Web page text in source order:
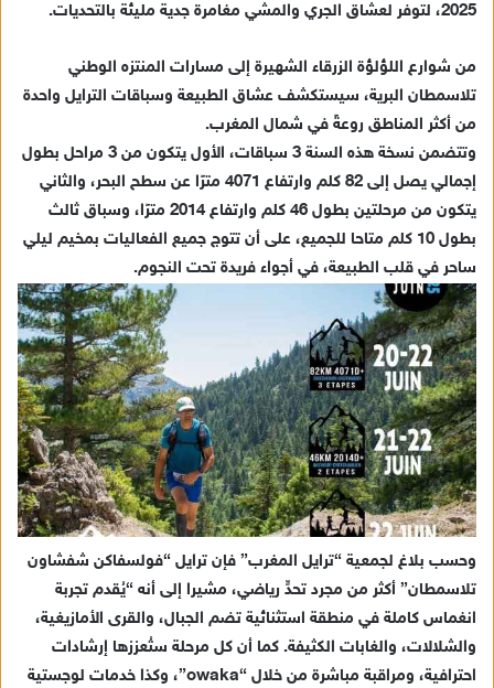
ي
ا
إ
ل
ك
ر
و
ي
ا
2025، لتوفر لعشاق الجري والمشي مغامرة جدية مليئة بالتحديات.
من شوارع اللؤلؤة الزرقاء الشهيرة إلى مسارات المنتزه الوطني
تلاسمطان البرية، سيستكشف عشاق الطبيعة وسباقات الترايل واحدة
من أكثر المناطق روعةً في شمال المغرب.
وتتضمن نسخة هذه السنة 3 سباقات، الأول يتكون من 3 مراحل بطول
إجمالي يصل إلى 82 كلم وارتفاع 4071 مترًا عن سطح البحر، والثاني
يتكون من مرحلتين بطول 46 كلم وارتفاع 2014 مترًا، وسباق ثالث
بطول 10 كلم متاحا للجميع، على أن تتوج جميع الفعاليات بمخيم ليلي
ساحر في قلب الطبيعة، في أجواء فريدة تحت النجوم.
وحسب بلاغ لجمعية “ترايل المغرب” فإن ترايل “فولسفاكن شفشاون
تلاسمطان” أكثر من مجرد تحدٍّ رياضي، مشيرا إلى أنه “يُقدم تجربة
انغماس كاملة في منطقة استثنائية تضم الجبال، والقرى الأمازيغية،
والشلالات، والغابات الكثيفة. كما أن كل مرحلة ستُعززها إرشادات
احترافية، ومراقبة مباشرة من خلال “owaka”، وكذا خدمات لوجستية